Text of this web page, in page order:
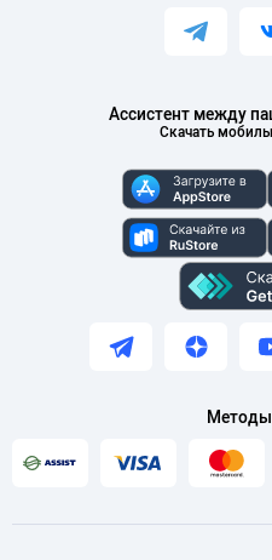
Ассистент между
Скачать